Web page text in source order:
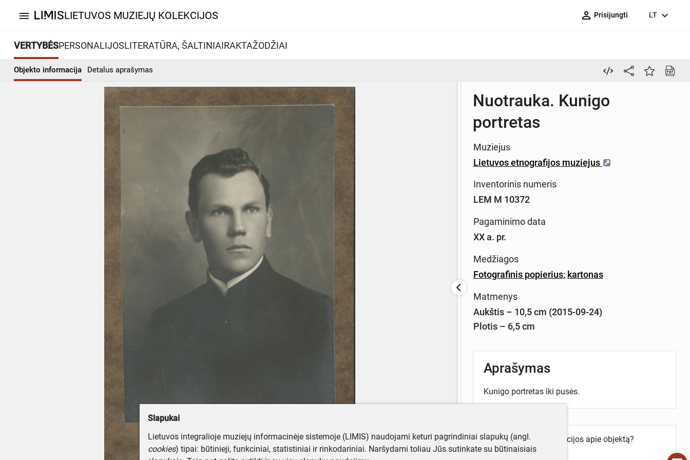
menu LIETUVOS MUZIEJŲ KOLEKCIJOS person_outline Prisijungti LT expand_more
VERTYBĖSPERSONALIJOSLITERATŪRA, ŠALTINIAIRAKTAŽODŽIAI
Objekto informacija Detalus aprašymas
Nuotrauka. Kunigo
portretas
Muziejus
Lietuvos etnografijos muziejus
Inventorinis numeris
LEM M 10372
Pagaminimo data
XX a. pr.
Medžiagos
Fotografinis popierius; kartonas
Matmenys
Aukštis – 10,5 cm (2015-09-24)
Plotis – 6,5 cm
Aprašymas
Kunigo portretas iki pusės.
Turite daugiau informacijos apie objektą?
Parašykite mums!
Slapukai
Lietuvos integralioje muziejų informacinėje sistemoje (LIMIS) naudojami keturi pagrindiniai slapukų (angl.
cookies) tipai: būtinieji, funkciniai, statistiniai ir rinkodariniai. Naršydami toliau Jūs sutinkate su būtinaisiais